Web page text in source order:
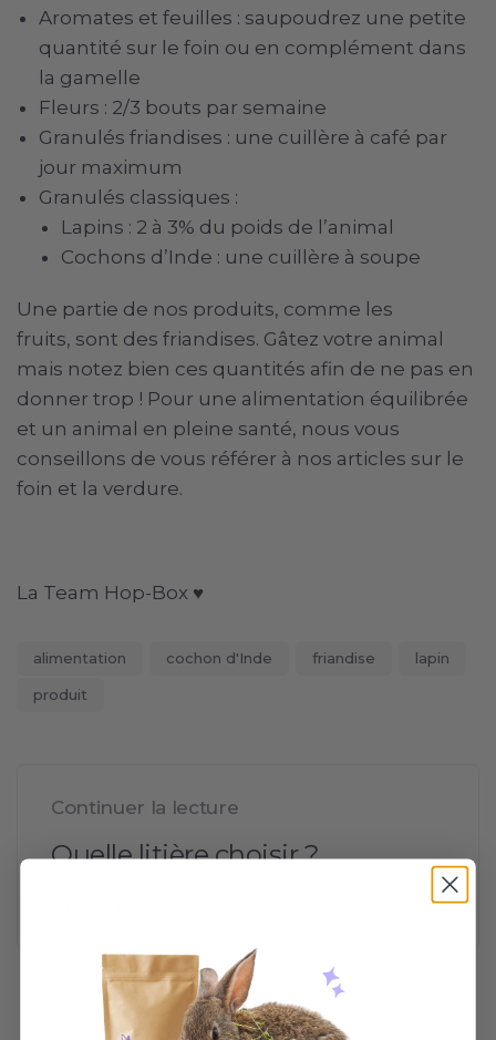
Aromates et feuilles : saupoudrez une petite
quantité sur le foin ou en complément dans
la gamelle
Fleurs : 2/3 bouts par semaine
Granulés friandises : une cuillère à café par
jour maximum
Granulés classiques :
Lapins : 2 à 3% du poids de l’animal
Cochons d’Inde : une cuillère à soupe
Une partie de nos produits, comme les
fruits, sont des friandises. Gâtez votre animal
mais notez bien ces quantités afin de ne pas en
donner trop ! Pour une alimentation équilibrée
et un animal en pleine santé, nous vous
conseillons de vous référer à nos articles sur le
foin et la verdure.
La Team Hop-Box ♥
alimentation cochon d'Inde friandise lapin
produit
Continuer la lecture
Quelle litière choisir ?